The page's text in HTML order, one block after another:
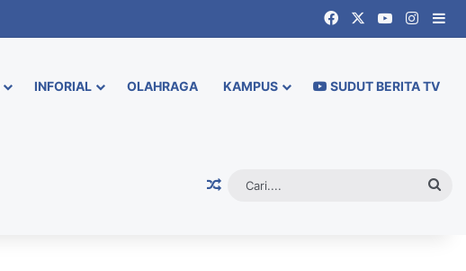
FacebookYouTube
INFORIAL OLAHRAGA KAMPUS SUDUT BERITA TV
Random Article